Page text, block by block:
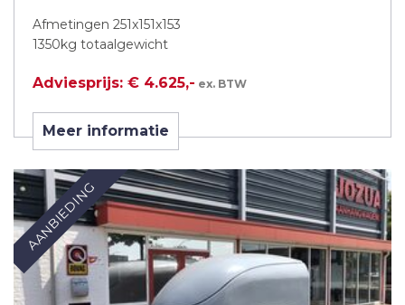
Afmetingen 251x151x153
1350kg totaalgewicht
Adviesprijs: € 4.625,- ex. BTW
Meer informatie
AANBIEDING